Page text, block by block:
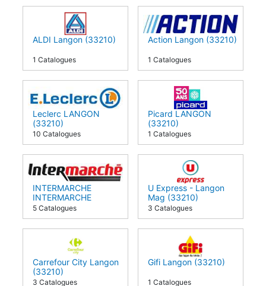
ALDI Langon (33210)
1 Catalogues
Action Langon (33210)
1 Catalogues
Leclerc LANGON
(33210)
10 Catalogues
Picard LANGON
(33210)
1 Catalogues
INTERMARCHE
INTERMARCHE
LANGON (33210)
5 Catalogues
U Express - Langon
Mag (33210)
3 Catalogues
Carrefour City Langon
(33210)
3 Catalogues
Gifi Langon (33210)
1 Catalogues